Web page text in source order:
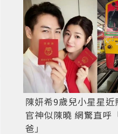
陳妍希9歲兒小星星近
官神似陳曉 網驚直呼
爸」